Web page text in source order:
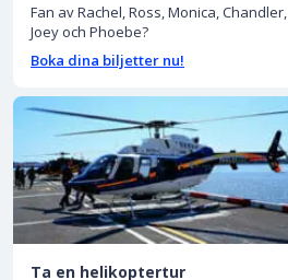
Fan av Rachel, Ross, Monica, Chandler,
Joey och Phoebe?
Boka dina biljetter nu!
Ta en helikoptertur